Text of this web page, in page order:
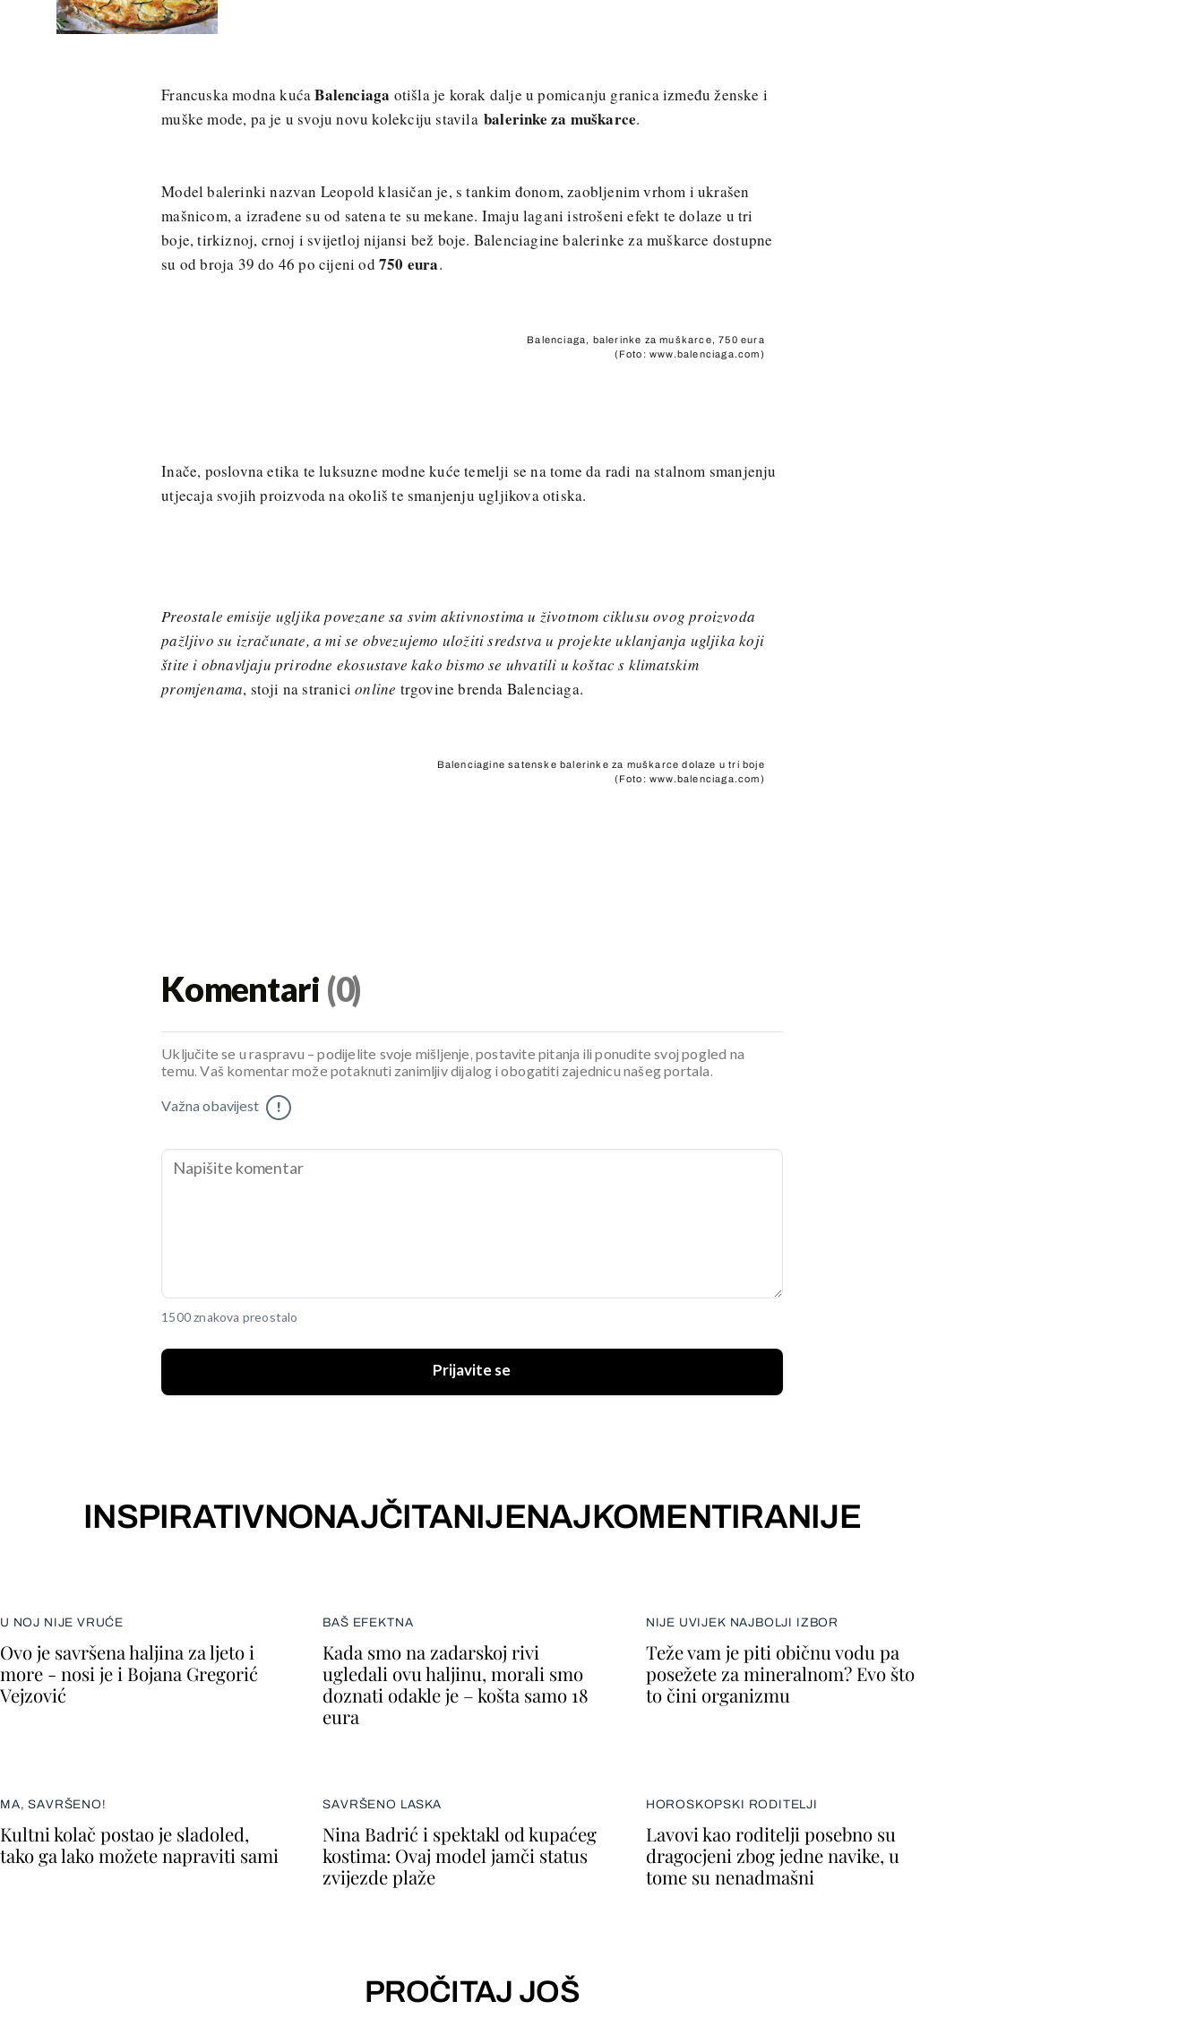
Francuska modna kućaBalenciaga otišla je korak dalje u pomicanju granica između ženske i
muške mode, pa je u svoju novu kolekciju stavila balerinke za muškarce.
Model balerinki nazvan Leopold klasičan je, s tankim đonom, zaobljenim vrhom i ukrašen
mašnicom, a izrađene su od satena te su mekane. Imaju lagani istrošeni efekt te dolaze u tri
boje, tirkiznoj, crnoj i svijetloj nijansi bež boje. Balenciagine balerinke za muškarce dostupne
su od broja 39 do 46 po cijeni od 750 eura.
Balenciaga, balerinke za muškarce, 750 eura
(Foto: www.balenciaga.com)
Inače, poslovna etika te luksuzne modne kuće temelji se na tome da radi na stalnom smanjenju
utjecaja svojih proizvoda na okoliš te smanjenju ugljikova otiska.
Preostale emisije ugljika povezane sa svim aktivnostima u životnom ciklusu ovog proizvoda
pažljivo su izračunate, a mi se obvezujemo uložiti sredstva u projekte uklanjanja ugljika koji
štite i obnavljaju prirodne ekosustave kako bismo se uhvatili u koštac s klimatskim
promjenama, stoji na stranicionline trgovine brenda Balenciaga.
Balenciagine satenske balerinke za muškarce dolaze u tri boje
(Foto: www.balenciaga.com)
Komentari (0)
Uključite se u raspravu – podijelite svoje mišljenje, postavite pitanja ili ponudite svoj pogled na
temu. Vaš komentar može potaknuti zanimljiv dijalog i obogatiti zajednicu našeg portala.
Važna obavijest !
1500 znakova preostalo
Prijavite se
INSPIRATIVNONAJČITANIJENAJKOMENTIRANIJE
U NOJ NIJE VRUĆE
Ovo je savršena haljina za ljeto i
more - nosi je i Bojana Gregorić
Vejzović
BAŠ EFEKTNA
Kada smo na zadarskoj rivi
ugledali ovu haljinu, morali smo
doznati odakle je – košta samo 18
eura
NIJE UVIJEK NAJBOLJI IZBOR
Teže vam je piti običnu vodu pa
posežete za mineralnom? Evo što
to čini organizmu
MA, SAVRŠENO!
Kultni kolač postao je sladoled,
tako ga lako možete napraviti sami
SAVRŠENO LASKA
Nina Badrić i spektakl od kupaćeg
kostima: Ovaj model jamči status
zvijezde plaže
HOROSKOPSKI RODITELJI
Lavovi kao roditelji posebno su
dragocjeni zbog jedne navike, u
tome su nenadmašni
PROČITAJ JOŠ